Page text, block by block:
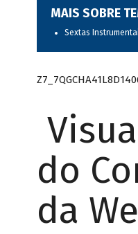
MAIS SOBRE
Sextas
do
da